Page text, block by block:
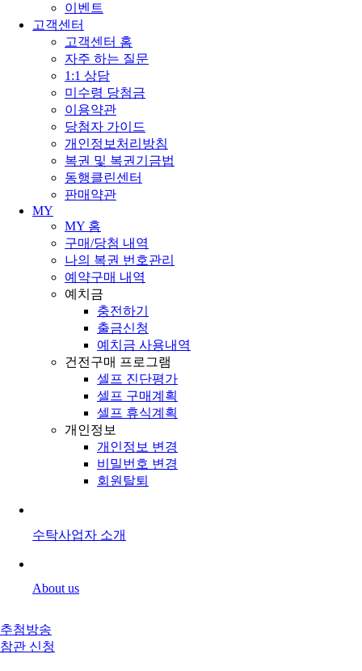
이벤트
고객센터
고객센터 홈
자주 하는 질문
1:1 상담
미수령 당첨금
이용약관
당첨자 가이드
개인정보처리방침
복권 및 복권기금법
동행클린센터
판매약관
MY
MY 홈
구매/당첨 내역
나의 복권 번호관리
예약구매 내역
예치금
충전하기
출금신청
예치금 사용내역
건전구매 프로그램
셀프 진단평가
셀프 구매계획
셀프 휴식계획
개인정보
개인정보 변경
비밀번호 변경
회원탈퇴
수탁사업자 소개
About us
추첨방송
참관 신청